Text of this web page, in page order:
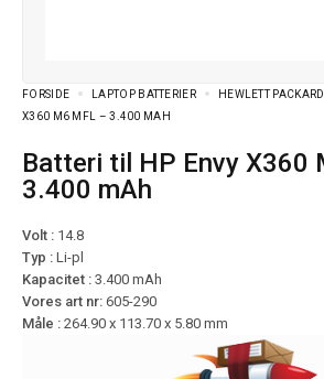
FORSIDE LAPTOP BATTERIER HEWLETT PACKARD
X360 M6 MFL – 3.400 MAH
Batteri til HP Envy X360 M6 mfl –
3.400 mAh
Volt : 14.8
Typ : Li-pl
Kapacitet : 3.400 mAh
Vores art nr: 605-290
Måle : 264.90 x 113.70 x 5.80 mm